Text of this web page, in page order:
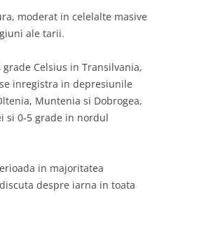
moderat in celelalte masive
ale tarii.
Celsius in Transilvania,
inregistra in depresiunile
Muntenia si Dobrogea,
si 0-5 grade in nordul
in majoritatea
despre iarna in toata